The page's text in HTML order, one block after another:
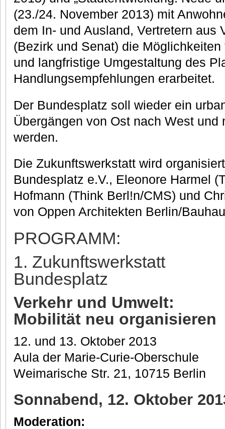
(23./24. November 2013) mit
dem In- und Ausland, Vertretern aus
(Bezirk und Senat) die
und langfristige Umgestaltung des
Handlungsempfehlungen erarbeitet.
Der Bundesplatz soll wieder ein
Übergängen von Ost nach West und
werden.
Die Zukunftswerkstatt wird
Bundesplatz e.V., Eleonore Harmel
Hofmann (Think Berl!n/CMS) und
von Oppen Architekten Berlin/
PROGRAMM:
1. Zukunftswerkstatt
Bundesplatz
Verkehr und Umwelt:
Mobilität neu organisieren
12. und 13. Oktober 2013
Aula der Marie-Curie-Oberschule
Weimarische Str. 21, 10715 Berlin
Sonnabend, 12. Oktober
Moderation: